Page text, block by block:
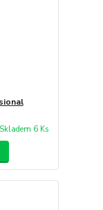
Skladem 6 Ks